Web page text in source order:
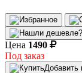
Цена 1490
Под заказ